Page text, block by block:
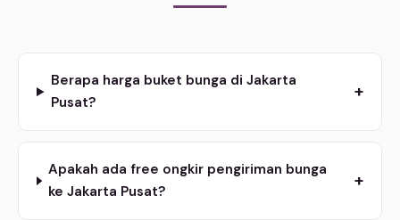
Berapa harga buket bunga di Jakarta
Pusat?
+
Apakah ada free ongkir pengiriman bunga
ke Jakarta Pusat?
+